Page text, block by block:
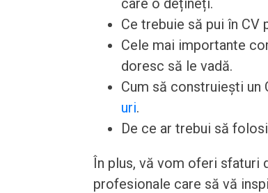
care o dețineți.
Ce trebuie să pui în CV
Cele mai importante
doresc să le vadă.
Cum să construiești
uri.
De ce ar trebui să
În plus, vă vom oferi sfaturi
profesionale care să vă